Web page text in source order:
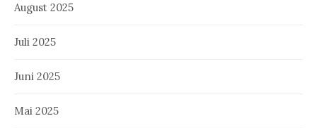
August 2025
Juli 2025
Juni 2025
Mai 2025